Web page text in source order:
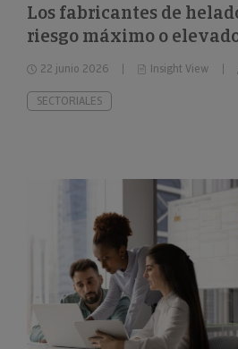
Los fabricantes de
riesgo máximo o
26%
22 junio 2026 Insight View
SECTORIALES